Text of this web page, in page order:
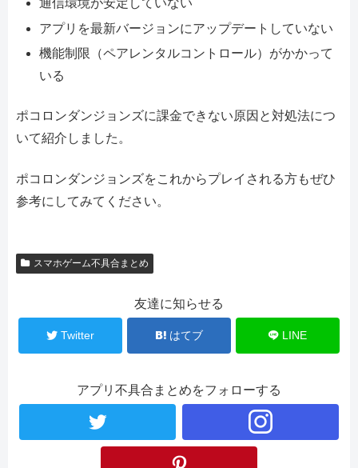
通信環境が安定していない
アプリを最新バージョンにアップデートしていない
機能制限（ペアレンタルコントロール）がかかって
いる
ポコロンダンジョンズに課金できない原因と対処法につ
いて紹介しました。
ポコロンダンジョンズをこれからプレイされる方もぜひ
参考にしてみてください。
スマホゲーム不具合まとめ
友達に知らせる
Twitter はてブ LINE
アプリ不具合まとめをフォローする